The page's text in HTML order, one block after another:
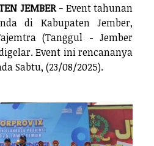
JEMBER - Event tahunan
di Kabupaten Jember,
(Tanggul - Jember
Event ini rencananya
Sabtu, (23/08/2025).